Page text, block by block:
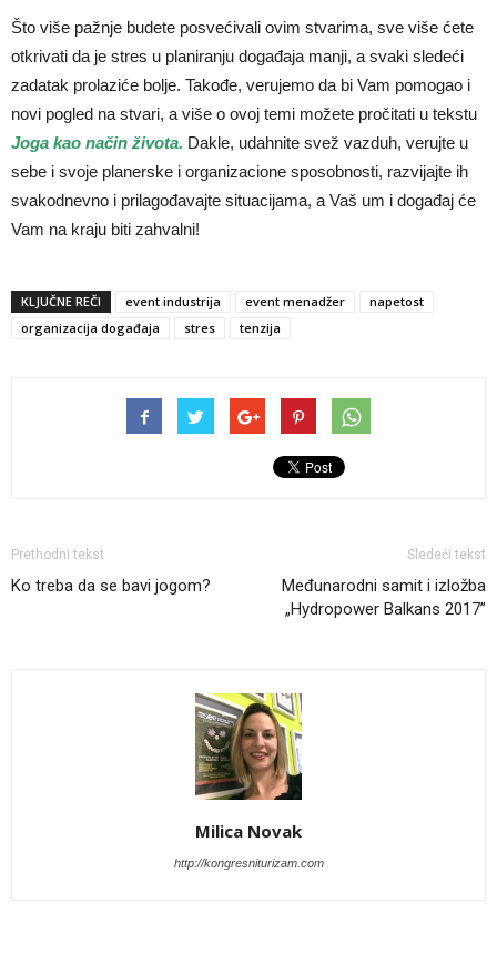
Što više pažnje budete posvećivali ovim stvarima, sve više ćete
otkrivati da je stres u planiranju događaja manji, a svaki sledeći
zadatak prolaziće bolje. Takođe, verujemo da bi Vam pomogao i
novi pogled na stvari, a više o ovoj temi možete pročitati u tekstu
Joga kao način života. Dakle, udahnite svež vazduh, verujte u
sebe i svoje planerske i organizacione sposobnosti, razvijajte ih
svakodnevno i prilagođavajte situacijama, a Vaš um i događaj će
Vam na kraju biti zahvalni!
KLJUČNE REČI event industrija event menadžer
napetost
organizacija događaja
stres tenzija
Prethodni tekst
Ko treba da se bavi jogom?
Sledeći tekst
Međunarodni samit i izložba
„Hydropower Balkans 2017”
Milica Novak
http://kongresniturizam.com